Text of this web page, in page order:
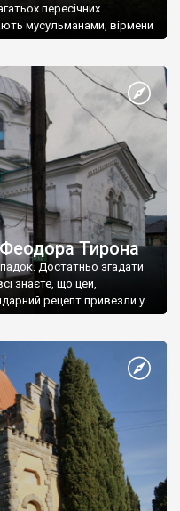
пересічних
мусульманами, вірмени
Тирона
Достатньо згадати
знаєте, що цей,
рецепт привезли у